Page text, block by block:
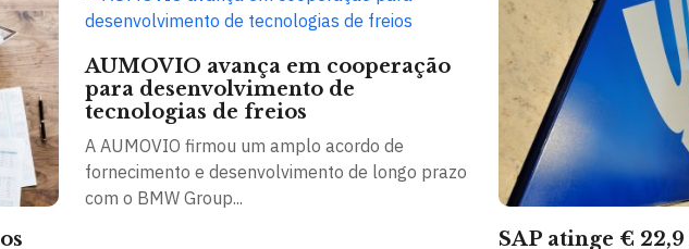
AUMOVIO avança em cooperação
para desenvolvimento de
tecnologias de freios
A AUMOVIO firmou um amplo acordo de
fornecimento e desenvolvimento de longo prazo
com o BMW Group...
SAP atinge €